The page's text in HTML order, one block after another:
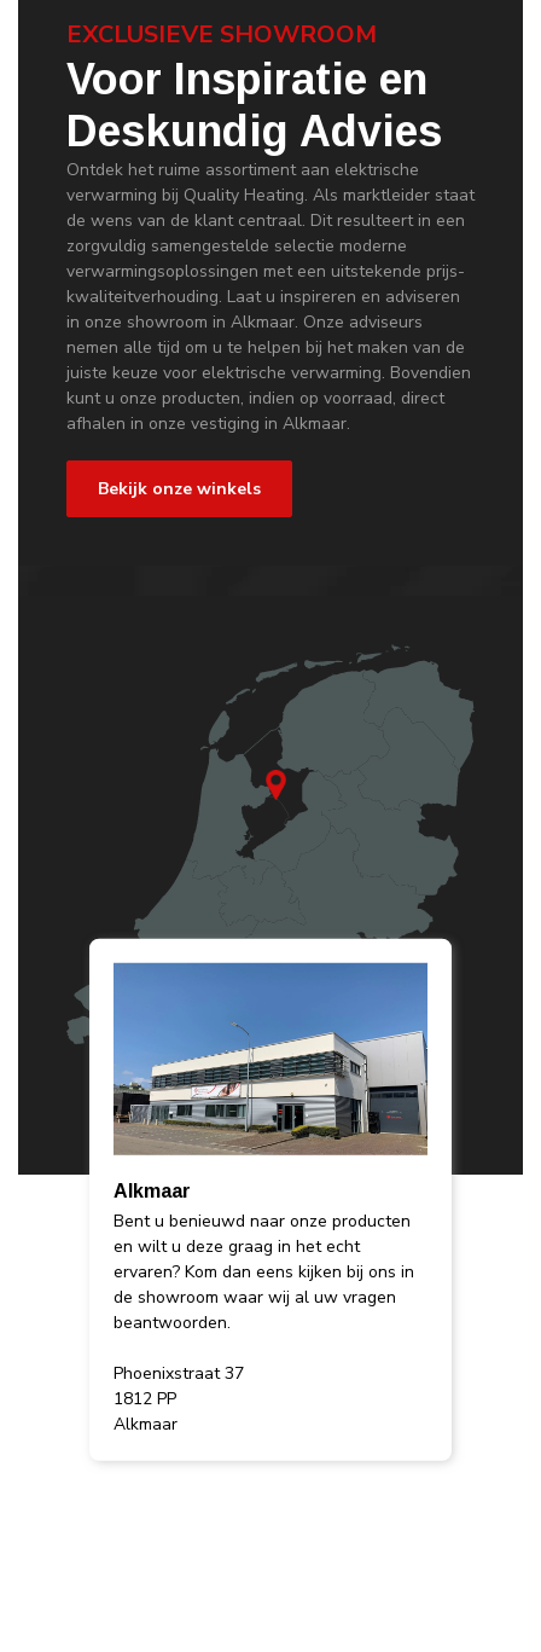
EXCLUSIEVE SHOWROOM
Voor Inspiratie en
Deskundig Advies
Ontdek het ruime assortiment aan elektrische
verwarming bij Quality Heating. Als marktleider staat
de wens van de klant centraal. Dit resulteert in een
zorgvuldig samengestelde selectie moderne
verwarmingsoplossingen met een uitstekende prijs-
kwaliteitverhouding. Laat u inspireren en adviseren
in onze showroom in Alkmaar. Onze adviseurs
nemen alle tijd om u te helpen bij het maken van de
juiste keuze voor elektrische verwarming. Bovendien
kunt u onze producten, indien op voorraad, direct
afhalen in onze vestiging in Alkmaar.
Bekijk onze winkels
Alkmaar
Bent u benieuwd naar onze producten
en wilt u deze graag in het echt
ervaren? Kom dan eens kijken bij ons in
de showroom waar wij al uw vragen
beantwoorden.
Phoenixstraat 37
1812 PP
Alkmaar